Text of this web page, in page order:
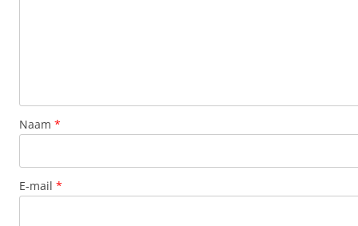
Naam *
E-mail *